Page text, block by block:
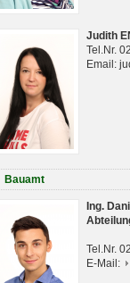
Judith
Tel.Nr.
Email:
Bauamt
Ing.
Tel.Nr.
E-Mail: